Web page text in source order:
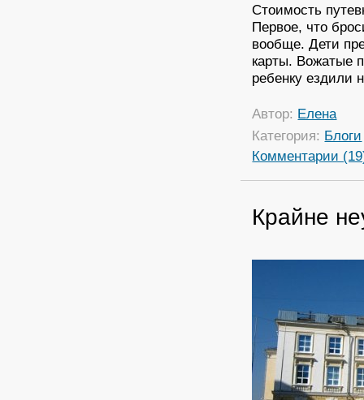
Стоимость
Первое, что
вообще. Дети
карты. Вожатые
ребенку ездили
Автор: Елена
Категория: Блоги
Комментарии
Крайне